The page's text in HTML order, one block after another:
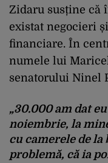
Zidaru susține că
existat negocieri
financiare. În
numele lui
senatorului Ninel
„30.000 am dat
noiembrie, la
cu camerele de la
problemă, că ia